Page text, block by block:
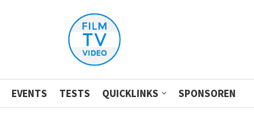
EVENTS TESTS QUICKLINKS SPONSOREN